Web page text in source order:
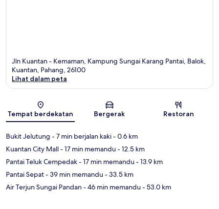
Jln Kuantan - Kemaman, Kampung Sungai Karang Pantai, Balok,
Kuantan, Pahang, 26100
Lihat dalam peta
Tempat berdekatan Bergerak Restoran
Bukit Jelutung - 7 min berjalan kaki- 0.6 km
Kuantan City Mall- 17 min memandu- 12.5 km
Pantai Teluk Cempedak- 17 min memandu- 13.9 km
Pantai Sepat- 39 min memandu- 33.5 km
Air Terjun Sungai Pandan- 46 min memandu- 53.0 km